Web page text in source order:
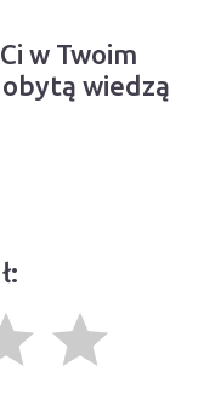
w Twoim
wiedzą
grade